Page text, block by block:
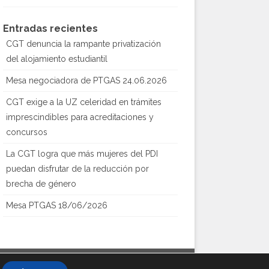
Entradas recientes
CGT denuncia la rampante privatización
del alojamiento estudiantil
Mesa negociadora de PTGAS 24.06.2026
CGT exige a la UZ celeridad en trámites
imprescindibles para acreditaciones y
concursos
La CGT logra que más mujeres del PDI
puedan disfrutar de la reducción por
brecha de género
Mesa PTGAS 18/06/2026